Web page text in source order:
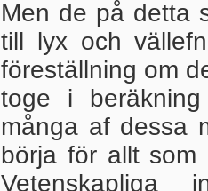
Men de på detta
till lyx och
föreställning om
toge i
många af dessa
börja för allt
Vetenskapliga